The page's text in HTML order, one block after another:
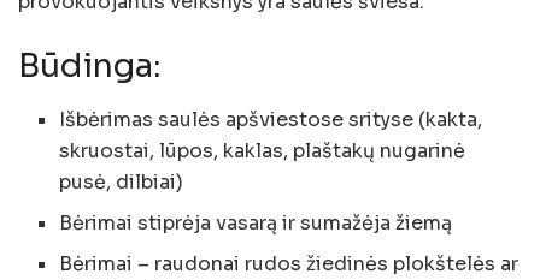
Būdinga:
Išbėrimas saulės apšviestose srityse (kakta,
skruostai, lūpos, kaklas, plaštakų nugarinė
pusė, dilbiai)
Bėrimai stiprėja vasarą ir sumažėja žiemą
Bėrimai – raudonai rudos žiedinės plokštelės ar